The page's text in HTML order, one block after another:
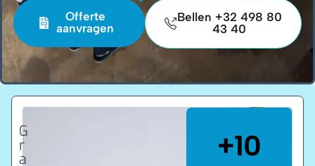
Offerte
aanvragen
Bellen +32 498 80
43 40
+10
G
r
a